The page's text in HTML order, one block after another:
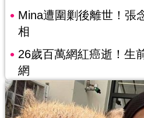
Mina遭圍剿後離世！張
相
26歲百萬網紅癌逝！生
網